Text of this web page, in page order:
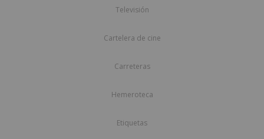
Televisión
Cartelera de cine
Carreteras
Hemeroteca
Etiquetas